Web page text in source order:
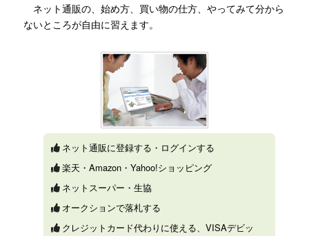
ネット通販の、始め方、買い物の仕方、やってみて分から
ないところが自由に習えます。
ネット通販に登録する・ログインする
楽天・Amazon・Yahoo!ショッピング
ネットスーパー・生協
オークションで落札する
クレジットカード代わりに使える、VISAデビッ